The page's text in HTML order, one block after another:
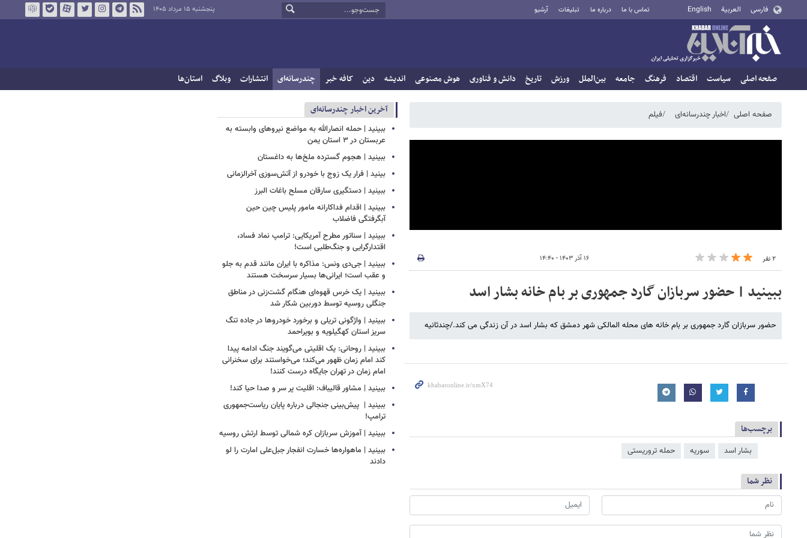
فارسی العربية English تماس با ما درباره ما تبلیغات آرشیو پنجشنبه ۱۵ مرداد ۱۴۰۵
صفحه اصلی سیاست اقتصاد فرهنگ جامعه بین‌الملل ورزش تاریخ دانش و فناوری هوش مصنوعی اندیشه دین کافه خبر چندرسانه‌ای انتشارات وبلاگ استان‌ها
صفحه اصلی اخبار چندرسانه‌ای فیلم
۲ نفر ۱۶ آذر ۱۴۰۳ - ۱۴:۴۰
ببینید | حضور سربازان گارد جمهوری بر بام خانه بشار اسد
حضور سربازان گارد جمهوری بر بام خانه های محله المالکی شهر دمشق که بشار اسد در آن زندگی می کند./چندثانیه
برچسب‌ها
بشار اسد سوریه حمله تروریستی
نظر شما
آخرین اخبار چندرسانه‌ای
ببینید | حمله انصارالله به مواضع نیروهای وابسته به
عربستان در ۳ استان یمن
ببینید | هجوم گسترده ملخ‌ها به داغستان
بینید | فرار یک زوج با خودرو از آتش‌سوزی آخرالزمانی
ببینید | دستگیری سارقان مسلح باغات البرز
ببینید | اقدام فداکارانه مامور پلیس چین حین
آبگرفتگی فاضلاب
ببینید | سناتور مطرح آمریکایی: ترامپ نماد فساد،
اقتدارگرایی و جنگ‌طلبی است!
ببینید | جی‌دی ونس: مذاکره با ایران مانند قدم به جلو
و عقب است؛ ایرانی‌ها بسیار سرسخت هستند
ببینید | یک خرس قهوه‌ای هنگام گشت‌زنی در مناطق
جنگلی روسیه توسط دوربین شکار شد
ببینید | واژگونی تریلی و برخورد خودروها در جاده تنگ
سریز استان کهگیلویه و بویراحمد
ببینید | روحانی: یک اقلیتی می‌گویند جنگ ادامه پیدا
کند امام زمان ظهور می‌کند؛ می‌خواستند برای سخنرانی
امام زمان در تهران جایگاه درست کنند!
ببینید | مشاور قالیباف: اقلیت پر سر و صدا حیا کند!
ببینید | ‏ پیش‌بینی جنجالی درباره پایان ریاست‌جمهوری
ترامپ!
ببینید | آموزش سربازان کره شمالی توسط ارتش روسیه
ببینید | ماهواره‌ها خسارت انفجار جبل‌علی امارت را لو
دادند